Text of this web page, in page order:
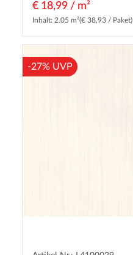
€ 18,99 / m²
Inhalt: 2.05 m²(€ 38,93 / Paket)
-27% UVP